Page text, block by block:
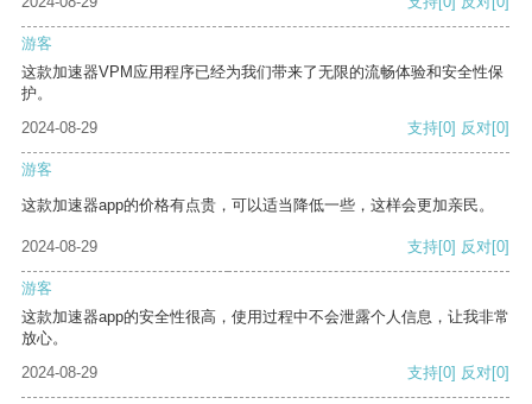
游客
这款加速器VPM应用程序已经为我们带来了无限的流畅体验和安全性保
护。
2024-08-29
支持[0] 反对[0]
游客
这款加速器app的价格有点贵，可以适当降低一些，这样会更加亲民。
2024-08-29 支持[0] 反对[0]
游客
这款加速器app的安全性很高，使用过程中不会泄露个人信息，让我非常
放心。
2024-08-29
支持[0] 反对[0]